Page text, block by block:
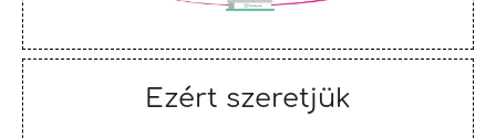
Ezért szeretjük